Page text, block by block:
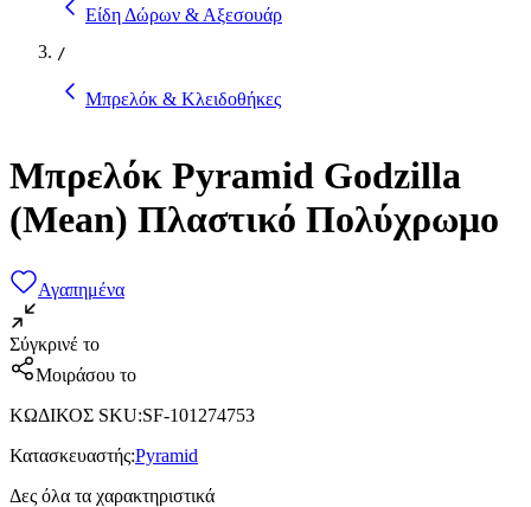
Είδη Δώρων & Αξεσουάρ
/
Μπρελόκ & Κλειδοθήκες
Μπρελόκ Pyramid Godzilla
(Mean) Πλαστικό Πολύχρωμο
Αγαπημένα
Σύγκρινέ το
Μοιράσου το
ΚΩΔΙΚΟΣ SKU:SF-101274753
Κατασκευαστής:Pyramid
Δες όλα τα χαρακτηριστικά